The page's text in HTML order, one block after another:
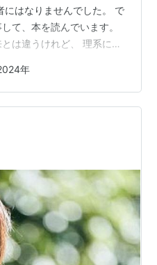
にはなりませんでした。 で
て、本を読んでいます。
は違うけれど、 理系に進
ている、 という中高生が
の2冊です。 なぜ私たち
ながる〈理〉のチカラ (岩
作者:桝 太一 岩波書店
未来 わたしたちの理系進
年